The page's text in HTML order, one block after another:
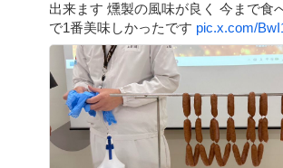
出来ます 燻製の風味が良く 今まで食
で1番美味しかったです pic.x.com/